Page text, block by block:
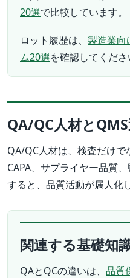
20選で比較しています。
ロット履歴は、 製造業向
ム20選を確認してくださ
QA/QC人材と
QA/QC人材は、検査だけで
CAPA、サプライヤー品質
すると、品質活動が属人化
関連する基礎知
QAとQCの違いは、 品質